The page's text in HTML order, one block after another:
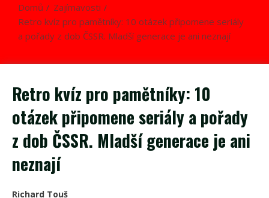
Domů
Zajímavosti
Retro kvíz pro pamětníky: 10 otázek připomene seriály
a pořady z dob ČSSR. Mladší generace je ani neznají
Retro kvíz pro pamětníky: 10
otázek připomene seriály a pořady
z dob ČSSR. Mladší generace je ani
neznají
Richard Touš